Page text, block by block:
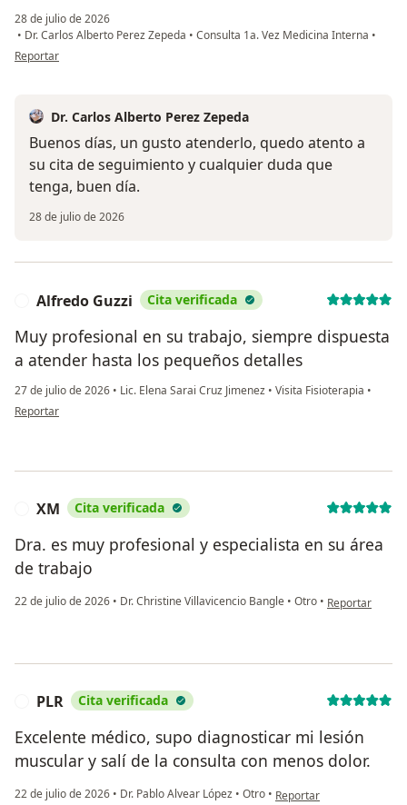
28 de julio de 2026
• Dr. Carlos Alberto Perez Zepeda • Consulta 1a. Vez Medicina Interna •
en opinión del usuario Baldomero Valdez
Reportar
Dr. Carlos Alberto Perez Zepeda
Buenos días, un gusto atenderlo, quedo atento a
su cita de seguimiento y cualquier duda que
tenga, buen día.
28 de julio de 2026
Alfredo Guzzi Cita verificada
Muy profesional en su trabajo, siempre dispuesta
a atender hasta los pequeños detalles
27 de julio de 2026 • Lic. Elena Sarai Cruz Jimenez • Visita Fisioterapia •
en opinión del usuario Alfredo Guzzi
Reportar
XM Cita verificada
Dra. es muy profesional y especialista en su área
de trabajo
22 de julio de 2026 • Dr. Christine Villavicencio Bangle • Otro • en opinión del
Reportar
PLR Cita verificada
Excelente médico, supo diagnosticar mi lesión
muscular y salí de la consulta con menos dolor.
22 de julio de 2026 • Dr. Pablo Alvear López • Otro • en opinión del usuario PLR
Reportar